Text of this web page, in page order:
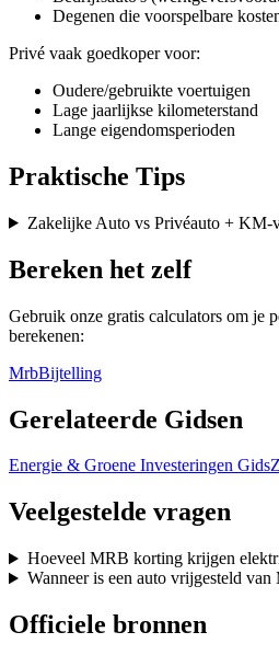
Degenen die voorspelbare
Privé vaak goedkoper voor:
Oudere/gebruikte voertuigen
Lage jaarlijkse kilometerstand
Lange eigendomsperioden
Praktische Tips
Zakelijke Auto vs Privéauto + KM-
Bereken het zelf
Gebruik onze gratis calculators om je
berekenen:
MrbBijtelling
Gerelateerde Gidsen
Energie & Groene Investeringen Gids
Veelgestelde vragen
Hoeveel MRB korting krijgen
Wanneer is een auto vrijgesteld
Officiele bronnen